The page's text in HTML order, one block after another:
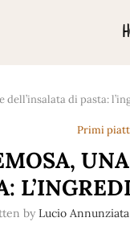
di pasta:
Primi
by Lucio Annunziata